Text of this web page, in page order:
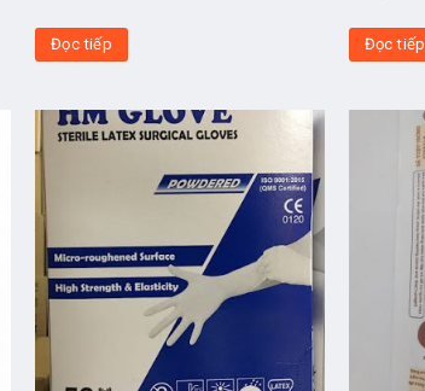
Đọc tiếp Đọc tiếp